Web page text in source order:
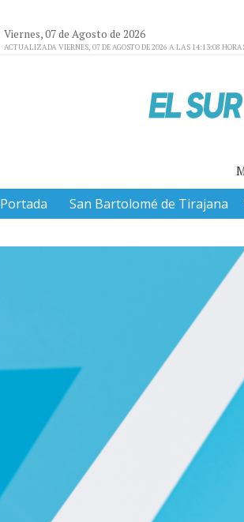
Viernes, 07 de Agosto de 2026
ACTUALIZADA VIERNES, 07 DE AGOSTO DE 2026 A LAS 14:13:08
Portada San Bartolomé de Tirajana